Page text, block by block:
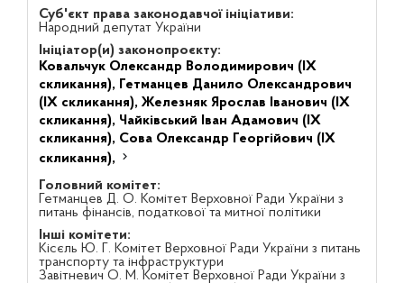
Суб'єкт права законодавчої ініціативи:
Народний депутат України
Ініціатор(и) законопроєкту:
Ковальчук Олександр Володимирович (IX
скликання), Гетманцев Данило Олександрович
(IX скликання), Железняк Ярослав Іванович (IX
скликання), Чайківський Іван Адамович (IX
скликання), Сова Олександр Георгійович (IX
скликання),
Головний комітет:
Гетманцев Д. О. Комітет Верховної Ради України з
питань фінансів, податкової та митної політики
Інші комітети:
Кісєль Ю. Г. Комітет Верховної Ради України з питань
транспорту та інфраструктури
Завітневич О. М. Комітет Верховної Ради України з